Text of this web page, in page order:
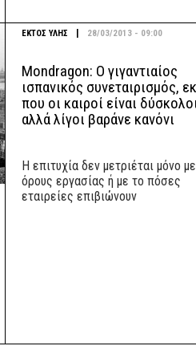
ΕΚΤΟΣ ΥΛΗΣ 28/03/2013 - 09:00
Mondragon: Ο γιγαντιαίος
ισπανικός συνεταιρισμός,
που οι καιροί είναι
αλλά λίγοι βαράνε κανόνι
Η επιτυχία δεν μετριέται μόνο με
όρους εργασίας ή με το πόσες
εταιρείες επιβιώνουν